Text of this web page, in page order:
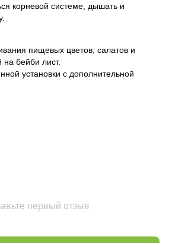
корневой системе, дышать и
пищевых цветов, салатов и
на бейби лист.
установки с дополнительной
первый отзыв